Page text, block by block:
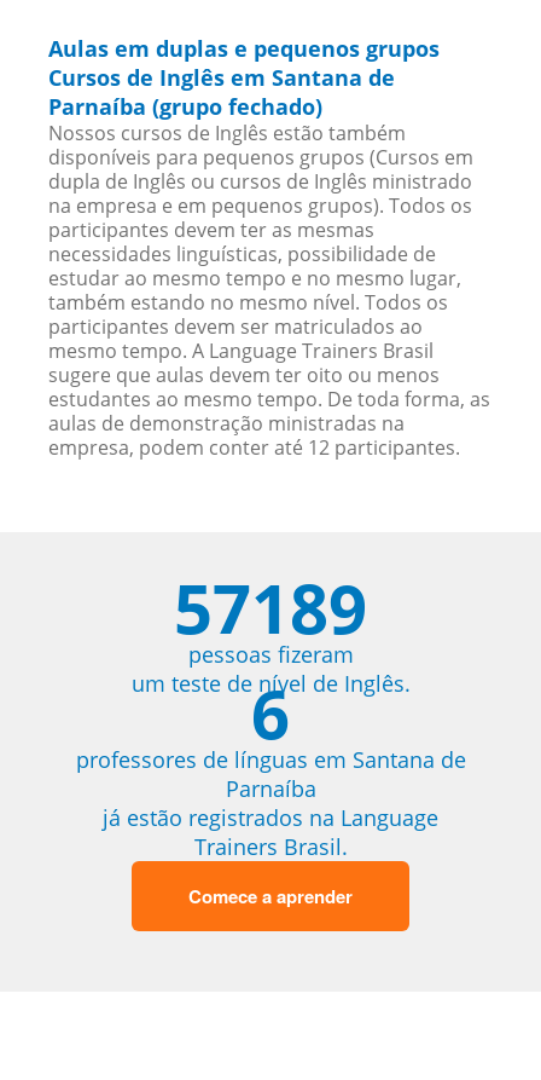
Aulas em duplas e pequenos grupos
Cursos de Inglês em Santana de
Parnaíba (grupo fechado)
Nossos cursos de Inglês estão também
disponíveis para pequenos grupos (Cursos em
dupla de Inglês ou cursos de Inglês ministrado
na empresa e em pequenos grupos). Todos os
participantes devem ter as mesmas
necessidades linguísticas, possibilidade de
estudar ao mesmo tempo e no mesmo lugar,
também estando no mesmo nível. Todos os
participantes devem ser matriculados ao
mesmo tempo. A Language Trainers Brasil
sugere que aulas devem ter oito ou menos
estudantes ao mesmo tempo. De toda forma, as
aulas de demonstração ministradas na
empresa, podem conter até 12 participantes.
57189
pessoas fizeram
um teste de nível de Inglês.
6
professores de línguas em Santana de
Parnaíba
já estão registrados na Language
Trainers Brasil.
Comece a aprender